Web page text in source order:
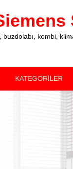
kombi,
KATEGORİLER